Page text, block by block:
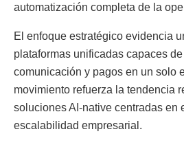
automatización completa de la
El enfoque estratégico evidencia
plataformas unificadas capaces
comunicación y pagos en un solo
movimiento refuerza la tendencia
soluciones AI-native centradas en
escalabilidad empresarial.